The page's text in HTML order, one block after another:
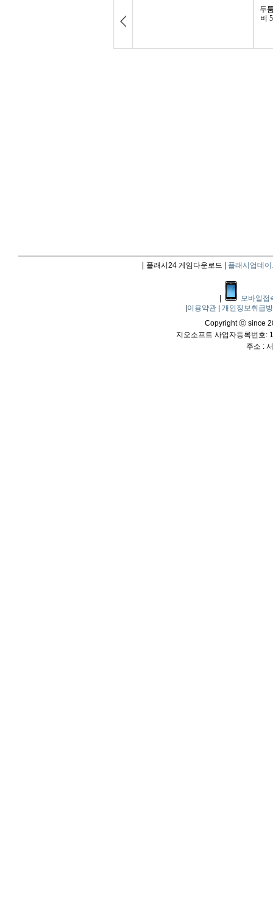
플래시24 게임다운로드 | 플래시업데이
모바일접
이용약관
개인정보취급
Copyright ⓒ since
지오소프트 사업자등록번호:
주소 :